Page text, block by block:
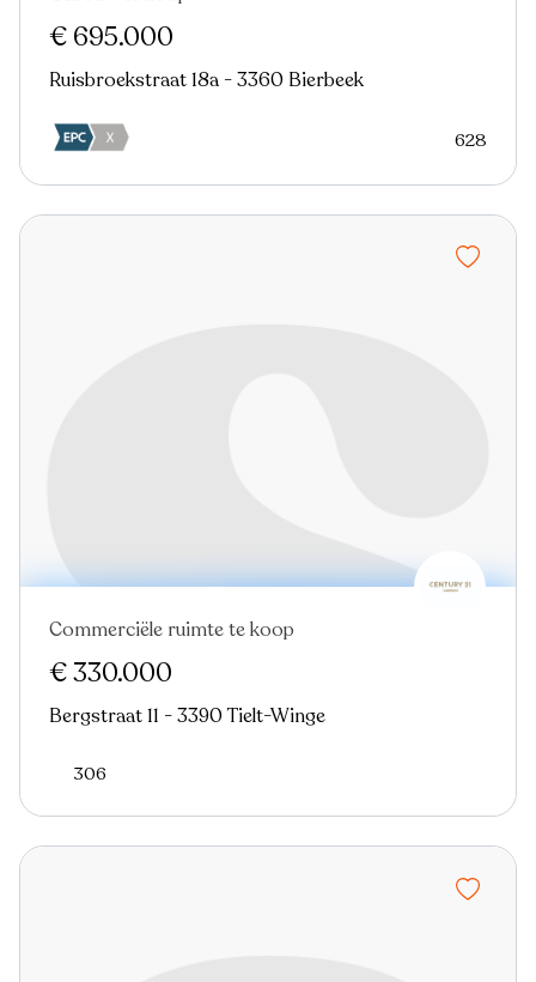
€ 695.000
Ruisbroekstraat 18a - 3360 Bierbeek
628
Commerciële ruimte te koop
€ 330.000
Bergstraat 11 - 3390 Tielt-Winge
306